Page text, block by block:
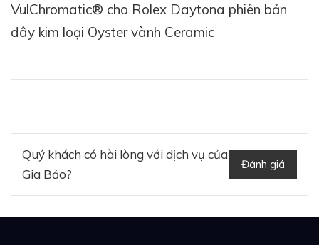
kẻ màu sắc nổi bật một cách tinh tế trên cổ tay người
đeo. Không quá sặc sỡ và ôm vừa vặn cổ tay, sản
VulChromatic® cho Rolex Daytona phiên bản
dây kim loại Oyster vành Ceramic
Quý khách có hài lòng với dịch vụ của
Gia Bảo?
Đánh giá